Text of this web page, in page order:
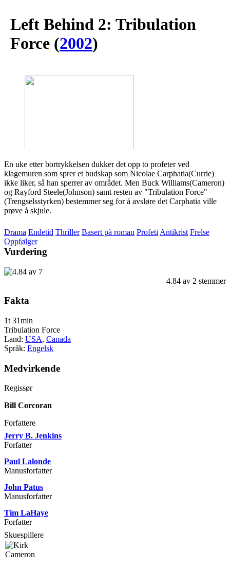
Left Behind 2: Tribulation
Force (2002)
En uke etter bortrykkelsen dukker det opp to profeter ved
klagemuren som sprer et budskap som Nicolae Carphatia(Currie)
ikke liker, så han sperrer av området. Men Buck Williams(Cameron)
og Rayford Steele(Johnson) samt resten av "Tribulation Force"
(Trengselsstyrken) bestemmer seg for å avsløre det Carphatia ville
prøve å skjule.
Drama Endetid Thriller Basert på roman Profeti Antikrist Frelse
Oppfølger
Vurdering
4.84 av 2 stemmer
Fakta
1t 31min
Tribulation Force
Land: USA, Canada
Språk: Engelsk
Medvirkende
Regissør
Bill Corcoran
Forfattere
Jerry B. Jenkins
Forfatter
Paul Lalonde
Manusforfatter
John Patus
Manusforfatter
Tim LaHaye
Forfatter
Skuespillere